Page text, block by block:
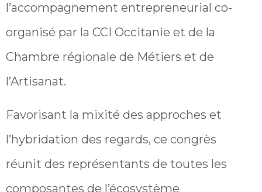
l’accompagnement entrepreneurial co-
organisé par la CCI Occitanie et de la
Chambre régionale de Métiers et de
l’Artisanat.
Favorisant la mixité des approches et
l’hybridation des regards, ce congrès
réunit des représentants de toutes les
composantes de l’écosystème